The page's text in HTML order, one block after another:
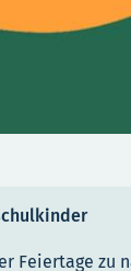
Feiertage zu